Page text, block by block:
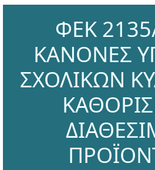
ΦΕΚ
ΚΑΝΟΝΕΣ
ΣΧΟΛΙΚΩΝ